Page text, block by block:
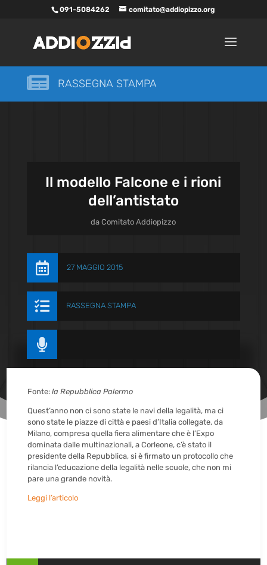
091-5084262 comitato@addiopizzo.org
 RASSEGNA STAMPA
Il modello Falcone e i rioni
dell’antistato
daComitato Addiopizzo
 27 MAGGIO 2015
 RASSEGNA STAMPA

Fonte:la Repubblica Palermo
Quest’anno non ci sono state le navi della legalità, ma ci
sono state le piazze di città e paesi d’Italia collegate, da
Milano, compresa quella fiera alimentare che è l’Expo
dominata dalle multinazionali, a Corleone, c’è stato il
presidente della Repubblica, si è firmato un protocollo che
rilancia l’educazione della legalità nelle scuole, che non mi
pare una grande novità.
Leggi l’articolo